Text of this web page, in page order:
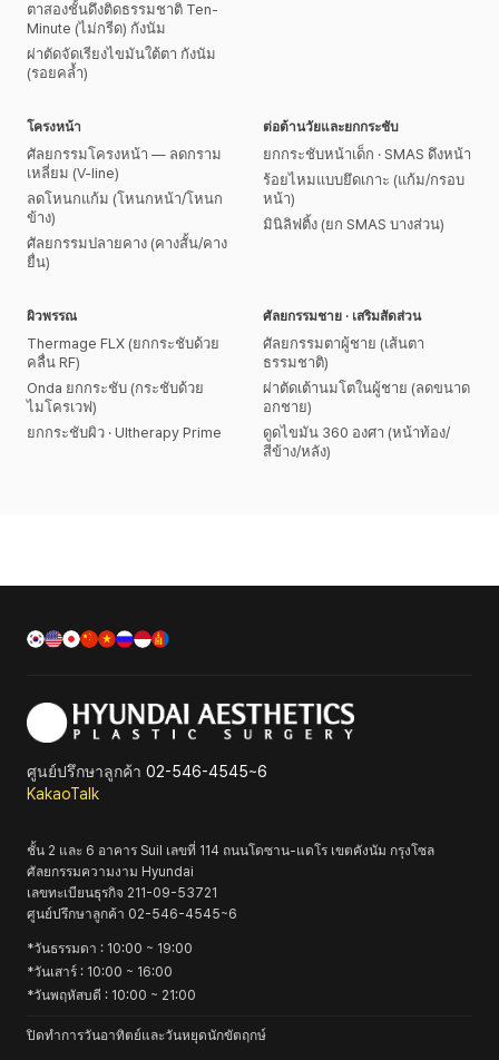
ตาสองชั้นดึงติดธรรมชาติ Ten-
Minute (ไม่กรีด) กังนัม
ผ่าตัดจัดเรียงไขมันใต้ตา กังนัม
(รอยคล้ำ)
โครงหน้า
ศัลยกรรมโครงหน้า — ลดกราม
เหลี่ยม (V-line)
ลดโหนกแก้ม (โหนกหน้า/โหนก
ข้าง)
ศัลยกรรมปลายคาง (คางสั้น/คาง
ยื่น)
ต่อต้านวัยและยกกระชับ
ยกกระชับหน้าเด็ก · SMAS ดึงหน้า
ร้อยไหมแบบยึดเกาะ (แก้ม/กรอบ
หน้า)
มินิลิฟติ้ง (ยก SMAS บางส่วน)
ผิวพรรณ
Thermage FLX (ยกกระชับด้วย
คลื่น RF)
Onda ยกกระชับ (กระชับด้วย
ไมโครเวฟ)
ยกกระชับผิว · Ultherapy Prime
ศัลยกรรมชาย · เสริมสัดส่วน
ศัลยกรรมตาผู้ชาย (เส้นตา
ธรรมชาติ)
ผ่าตัดเต้านมโตในผู้ชาย (ลดขนาด
อกชาย)
ดูดไขมัน 360 องศา (หน้าท้อง/
สีข้าง/หลัง)
ศูนย์ปรึกษาลูกค้า 02-546-4545~6
KakaoTalk
ชั้น 2 และ 6 อาคาร Suil เลขที่ 114 ถนนโดซาน-แดโร เขตคังนัม กรุงโซล
ศัลยกรรมความงาม Hyundai
เลขทะเบียนธุรกิจ 211-09-53721
ศูนย์ปรึกษาลูกค้า 02-546-4545~6
*วันธรรมดา : 10:00 ~ 19:00
*วันเสาร์ : 10:00 ~ 16:00
*วันพฤหัสบดี : 10:00 ~ 21:00
ปิดทำการวันอาทิตย์และวันหยุดนักขัตฤกษ์